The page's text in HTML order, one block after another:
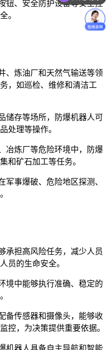
钮、安全防护设备等安全控
。
、炼油厂和天然气输送等领
，如巡检、维修和清洁工
储存等场所，防爆机器人可
处理等操作。
冶炼厂等危险环境中，防爆
和矿石加工等任务。
军事爆破、危险地区探测、
承担高风险任务，减少人员
员的生命安全。
境中能够执行准确、稳定的
备传感器和摄像头，能够收
控，为决策提供重要依据。
机器人具备自主导航和智能
价格咨询